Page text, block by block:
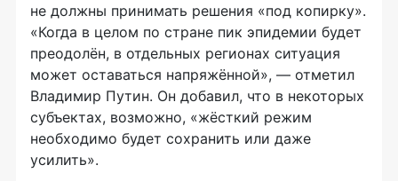
не должны принимать решения «под копирку».
«Когда в целом по стране пик эпидемии будет
преодолён, в отдельных регионах ситуация
может оставаться напряжённой», — отметил
Владимир Путин. Он добавил, что в некоторых
субъектах, возможно, «жёсткий режим
необходимо будет сохранить или даже
усилить».